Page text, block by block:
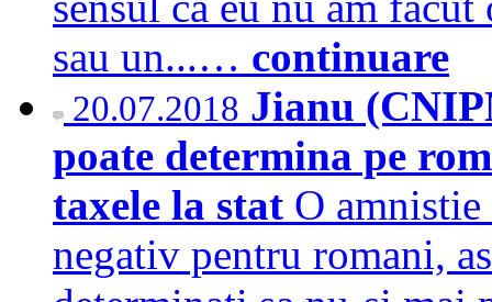
sau un...… continuare
20.07.2018 Jianu
poate determina pe
taxele la stat O
negativ pentru romani,